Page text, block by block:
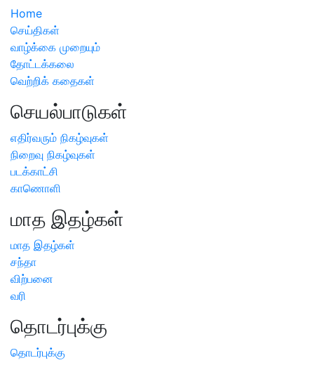
Home
செய்திகள்
வாழ்க்கை முறையும்
தோட்டக்கலை
வெற்றிக் கதைகள்
செயல்பாடுகள்
எதிர்வரும் நிகழ்வுகள்
நிறைவு நிகழ்வுகள்
படக்காட்சி
காணொளி
மாத இதழ்கள்
மாத இதழ்கள்
சந்தா
விற்பனை
வரி
தொடர்புக்கு
தொடர்புக்கு